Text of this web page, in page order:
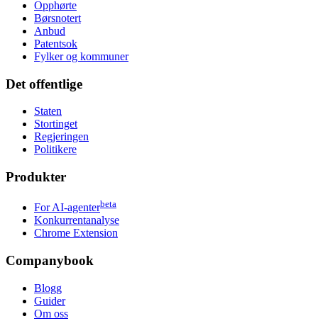
Opphørte
Børsnotert
Anbud
Patentsok
Fylker og kommuner
Det offentlige
Staten
Stortinget
Regjeringen
Politikere
Produkter
For AI-agenterbeta
Konkurrentanalyse
Chrome Extension
Companybook
Blogg
Guider
Om oss